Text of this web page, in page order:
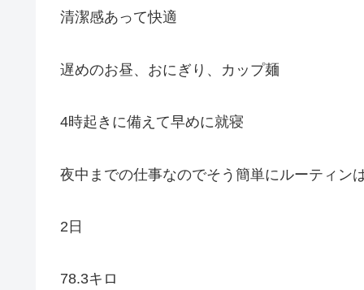
清潔感あって快適
遅めのお昼、おにぎり、カップ麺
4時起きに備えて早めに就寝
夜中までの仕事なのでそう簡単にルーティン
2日
78.3キロ